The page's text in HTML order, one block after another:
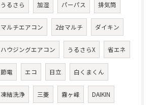
うるさら 加湿 パーパス 排気筒
マルチエアコン 2台マルチ ダイキン
ハウジングエアコン うるさらX 省エネ
節電 エコ 日立 白くまくん
凍結洗浄 三菱 霧ヶ峰 DAIKIN